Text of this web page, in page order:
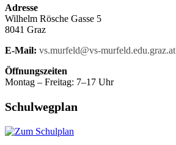
Adresse
Wilhelm Rösche Gasse 5
8041 Graz
E-Mail: vs.murfeld@vs-murfeld.edu.graz.at
Öffnungszeiten
Montag – Freitag: 7–17 Uhr
Schulwegplan